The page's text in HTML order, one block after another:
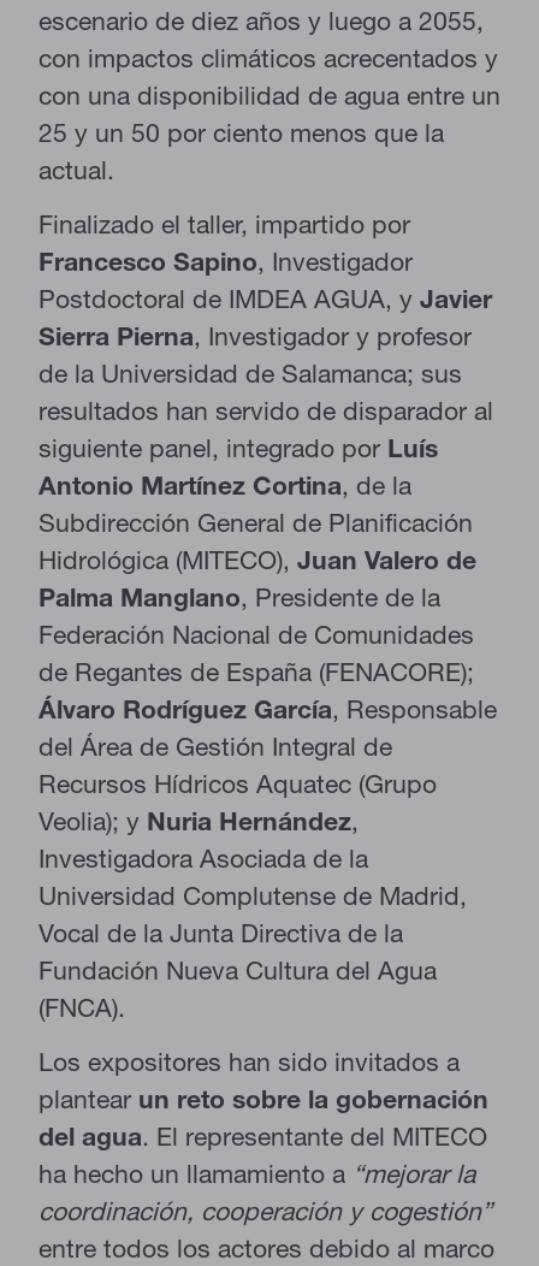
escenario de diez años y luego a 2055,
con impactos climáticos acrecentados y
con una disponibilidad de agua entre un
25 y un 50 por ciento menos que la
actual.
Finalizado el taller, impartido por
Francesco Sapino, Investigador
Postdoctoral de IMDEA AGUA, y Javier
Sierra Pierna, Investigador y profesor
de la Universidad de Salamanca; sus
resultados han servido de disparador al
siguiente panel, integrado por Luís
Antonio Martínez Cortina, de la
Subdirección General de Planificación
Hidrológica (MITECO), Juan Valero de
Palma Manglano, Presidente de la
Federación Nacional de Comunidades
de Regantes de España (FENACORE);
Álvaro Rodríguez García, Responsable
del Área de Gestión Integral de
Recursos Hídricos Aquatec (Grupo
Veolia); y Nuria Hernández,
Investigadora Asociada de la
Universidad Complutense de Madrid,
Vocal de la Junta Directiva de la
Fundación Nueva Cultura del Agua
(FNCA).
Los expositores han sido invitados a
plantear un reto sobre la gobernación
del agua. El representante del MITECO
ha hecho un llamamiento a “mejorar la
coordinación, cooperación y cogestión”
entre todos los actores debido al marco